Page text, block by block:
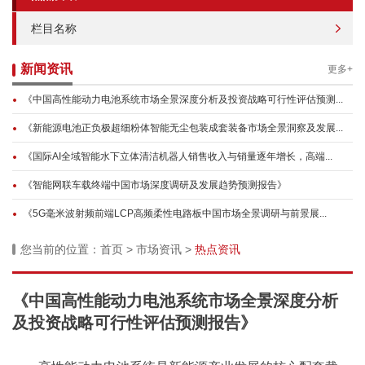
栏目名称
新闻资讯 更多+
《中国高性能动力电池系统市场全景深度分析及投资战略可行性评估预测...
《新能源电池正负极超细粉体智能无尘包装成套装备市场全景洞察及发展...
《国际AI全域智能水下立体清洁机器人销售收入与销量逐年增长，高端...
《智能网联车载终端中国市场深度调研及发展趋势预测报告》
《5G毫米波射频前端LCP高频柔性电路板中国市场全景调研与前景展...
您当前的位置： 首页 > 市场资讯 > 热点资讯
《中国高性能动力电池系统市场全景深度分析
及投资战略可行性评估预测报告》